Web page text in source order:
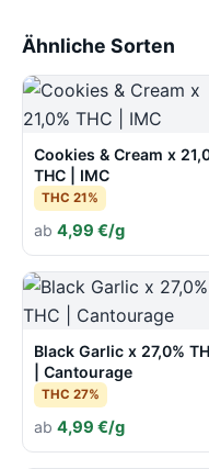
Ähnliche Sorten
Cookies & Cream x
THC | IMC
THC 21%
ab 4,99 €/g
Black Garlic x 27,0%
| Cantourage
THC 27%
ab 4,99 €/g